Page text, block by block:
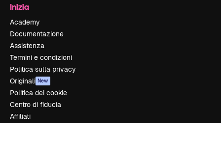
Inizia
Academy
Documentazione
Assistenza
Termini e condizioni
Politica sulla privacy
Originali New
Politica dei cookie
Centro di fiducia
Affiliati